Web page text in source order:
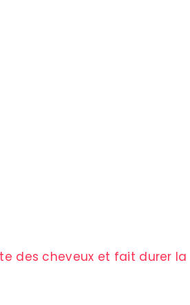
des cheveux et fait durer la